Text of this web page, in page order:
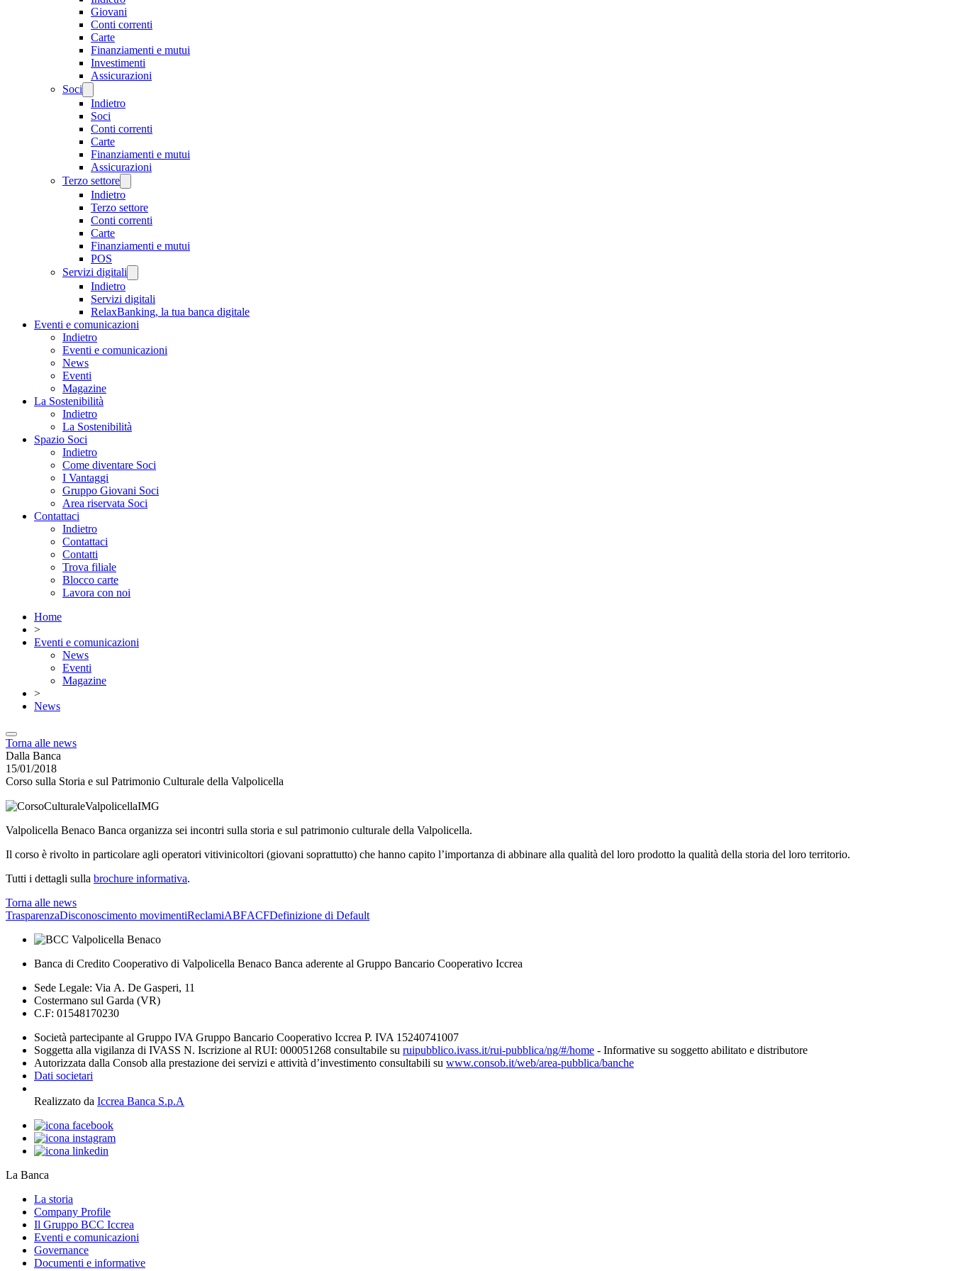
Giovani
Conti correnti
Carte
Finanziamenti e mutui
Investimenti
Assicurazioni
Soci
Indietro
Soci
Conti correnti
Carte
Finanziamenti e mutui
Assicurazioni
Terzo settore
Indietro
Terzo settore
Conti correnti
Carte
Finanziamenti e mutui
POS
Servizi digitali
Indietro
Servizi digitali
RelaxBanking, la tua banca digitale
Eventi e comunicazioni
Indietro
Eventi e comunicazioni
News
Eventi
Magazine
La Sostenibilità
Indietro
La Sostenibilità
Spazio Soci
Indietro
Come diventare Soci
I Vantaggi
Gruppo Giovani Soci
Area riservata Soci
Contattaci
Indietro
Contattaci
Contatti
Trova filiale
Blocco carte
Lavora con noi
Home
>
Eventi e comunicazioni
News
Eventi
Magazine
>
News
Torna alle news
Dalla Banca
15/01/2018
Corso sulla Storia e sul Patrimonio Culturale della Valpolicella
Valpolicella Benaco Banca organizza sei incontri sulla storia e sul patrimonio culturale della Valpolicella.
Il corso è rivolto in particolare agli operatori vitivinicoltori (giovani soprattutto) che hanno capito l’importanza di abbinare alla qualità del loro prodotto la qualità della storia del loro territorio.
Tutti i dettagli sulla brochure informativa.
Torna alle news
TrasparenzaDisconoscimento movimentiReclamiABFACFDefinizione di Default
Banca di Credito Cooperativo di Valpolicella Benaco Banca aderente al Gruppo Bancario Cooperativo Iccrea
Sede Legale: Via A. De Gasperi, 11
Costermano sul Garda (VR)
C.F: 01548170230
Società partecipante al Gruppo IVA Gruppo Bancario Cooperativo Iccrea P. IVA 15240741007
Soggetta alla vigilanza di IVASS N. Iscrizione al RUI: 000051268 consultabile su ruipubblico.ivass.it/rui-pubblica/ng/#/home - Informative su soggetto abilitato e distributore
Autorizzata dalla Consob alla prestazione dei servizi e attività d’investimento consultabili su www.consob.it/web/area-pubblica/banche
Dati societari
Realizzato da Iccrea Banca S.p.A
La Banca
La storia
Company Profile
Il Gruppo BCC Iccrea
Eventi e comunicazioni
Governance
Documenti e informative